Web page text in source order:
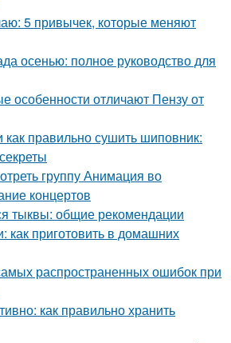
5 привычек, которые меняют
осенью: полное руководство для
особенности отличают Пензу от
как правильно сушить шиповник:
группу Анимация во
концертов
тыквы: общие рекомендации
как приготовить в домашних
распространенных ошибок при
как правильно хранить